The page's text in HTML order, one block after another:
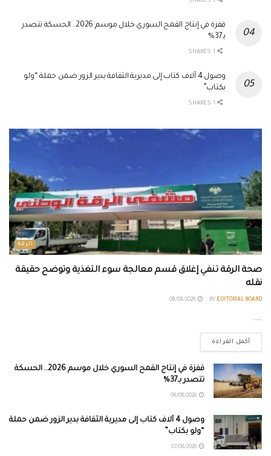
قفزة في إنتاج القمح السوري خلال موسم 2026.. الحسكة تتصدر
بـ37%
وصول 4 آلاف كتاب إلى مديرية الثقافة بدير الزور ضمن حملة “ولو
بكتاب”
الرقة
صحة الرقة تنفي إغلاق قسم معالجة سوء التغذية وتوضح حقيقة
نقله
BY EDITORIAL BOARD
...
أكمل القراءة
قفزة في إنتاج القمح السوري خلال موسم 2026.. الحسكة
تتصدر بـ37%
وصول 4 آلاف كتاب إلى مديرية الثقافة بدير الزور ضمن حملة
“ولو بكتاب”